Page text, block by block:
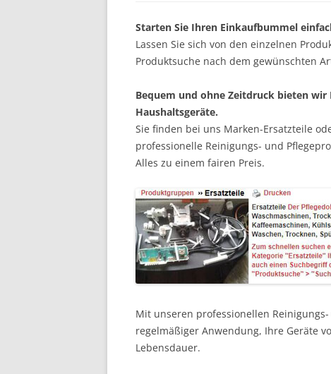
Starten Sie Ihren Einkaufbummel
Lassen Sie sich von den einzelnen
Produktsuche nach dem gewünschten
Bequem und ohne Zeitdruck bieten
Haushaltsgeräte.
Sie finden bei uns Marken-Ersatzteile
professionelle Reinigungs- und
Alles zu einem fairen Preis.
Mit unseren professionellen
regelmäßiger Anwendung, Ihre Geräte
Lebensdauer.